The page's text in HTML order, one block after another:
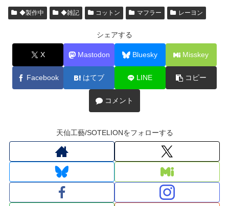
◆製作中 ◆雑記 コットン マフラー レーヨン
シェアする
X Mastodon Bluesky Misskey
Facebook はてブ LINE コピー
コメント
天仙工藝/SOTELIONをフォローする